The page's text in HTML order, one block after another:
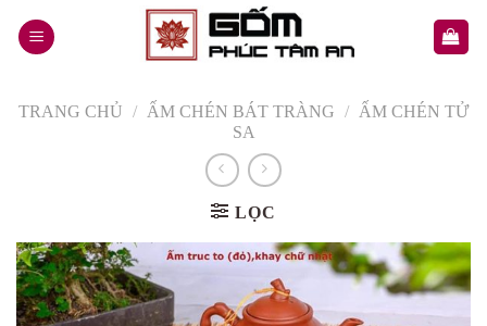
TRANG CHỦ / ẤM CHÉN BÁT TRÀNG /
ẤM CHÉN TỬ
SA
LỌC